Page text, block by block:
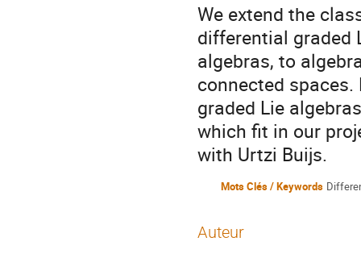
We extend the
differential graded
algebras, to
connected
graded Lie
which fit in our
with Urtzi Buijs.
Mots Clés / Keywords
Auteur